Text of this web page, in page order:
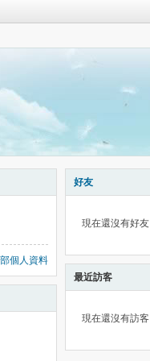
個人資料
好友
現在還沒有好友
最近訪客
現在還沒有訪客